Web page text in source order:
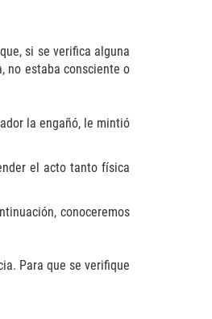
si se verifica alguna
no estaba consciente o
la engañó, le mintió
el acto tanto física
conoceremos
Para que se verifique